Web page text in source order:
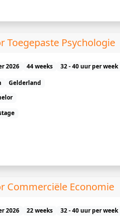
Toegepaste Psychologie
2026 44 weeks
32 - 40 uur per week
Gelderland
Commerciële Economie
2026 22 weeks
32 - 40 uur per week